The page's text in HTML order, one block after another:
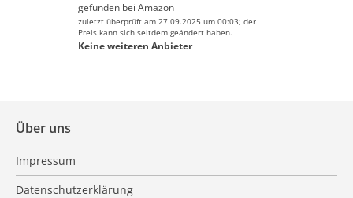
gefunden bei Amazon
zuletzt überprüft am 27.09.2025 um 00:03; der
Preis kann sich seitdem geändert haben.
Keine weiteren Anbieter
Über uns
Impressum
Datenschutzerklärung